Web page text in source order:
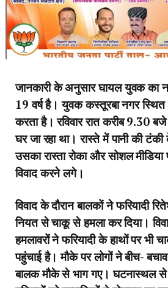
जानकारी के अनुसार घायल युवक का
19 वर्ष है। युवक कस्तूरबा नगर
करता है। रविवार रात करीब 9.30 बजे
घर जा रहा था। रास्ते में पानी की
उसका रास्ता रोका और सोशल
विवाद करने लगे।
विवाद के दौरान बालकों ने फरियादी
नियत से चाकू से हमला कर दिया।
हमलावरों ने फरियादी के हाथों पर भी
पहुंचाई है। मौके पर लोगों ने बीच-
बालक मौके से भाग गए। घटनास्थल